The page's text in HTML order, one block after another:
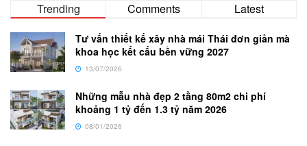
Trending Comments Latest
Tư vấn thiết kế xây nhà mái Thái đơn giản mà
khoa học kết cấu bền vững 2027
13/07/2026
Những mẫu nhà đẹp 2 tầng 80m2 chi phí
khoảng 1 tỷ đến 1.3 tỷ năm 2026
08/01/2026